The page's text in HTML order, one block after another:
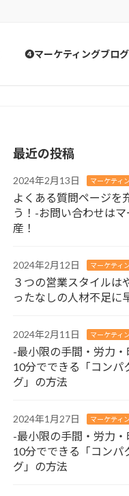
❹マーケティングブログ
最近の投稿
2024年2月13日 マーケティ
よくある質問ページを
う！-お問い合わせは
産！
2024年2月12日 マーケティ
３つの営業スタイルは
ったなしの人材不足に
2024年2月11日 マーケティ
-最小限の手間・労力
10分でできる「コンパ
グ」の方法
2024年1月27日 マーケティ
-最小限の手間・労力
10分でできる「コンパ
グ」の方法